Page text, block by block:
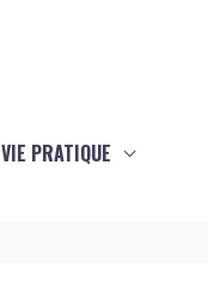
VIE PRATIQUE